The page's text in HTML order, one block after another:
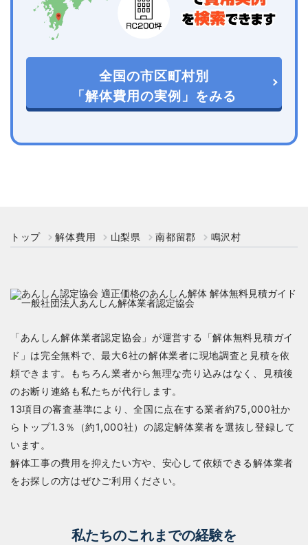
全国の市区町村別
「解体費用の実例」をみる
トップ 解体費用 山梨県 南都留郡 鳴沢村
「あんしん解体業者認定協会」が運営する「解体無料見積ガイ
ド」は完全無料で、最大6社の解体業者に現地調査と見積を依
頼できます。もちろん業者から無理な売り込みはなく、見積後
のお断り連絡も私たちが代行します。
13項目の審査基準により、全国に点在する業者約75,000社か
らトップ1.3％（約1,000社）の認定解体業者を選抜し登録して
います。
解体工事の費用を抑えたい方や、安心して依頼できる解体業者
をお探しの方はぜひご利用ください。
私たちのこれまでの経験を